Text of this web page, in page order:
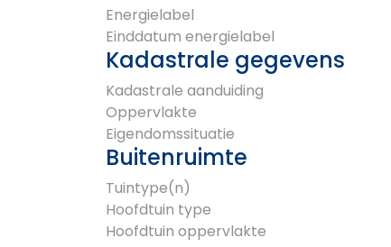
Energielabel
Einddatum energielabel
Kadastrale gegevens
Kadastrale aanduiding
Oppervlakte
Eigendomssituatie
Buitenruimte
Tuintype(n)
Hoofdtuin type
Hoofdtuin oppervlakte